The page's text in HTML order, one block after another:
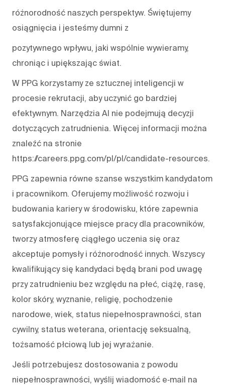
różnorodność naszych perspektyw. Świętujemy
osiągnięcia i jesteśmy dumni z
pozytywnego wpływu, jaki wspólnie wywieramy,
chroniąc i upiększając świat.
W PPG korzystamy ze sztucznej inteligencji w
procesie rekrutacji, aby uczynić go bardziej
efektywnym. Narzędzia AI nie podejmują decyzji
dotyczących zatrudnienia. Więcej informacji można
znaleźć na stronie
https://careers.ppg.com/pl/pl/candidate-resources.
PPG zapewnia równe szanse wszystkim kandydatom
i pracownikom. Oferujemy możliwość rozwoju i
budowania kariery w środowisku, które zapewnia
satysfakcjonujące miejsce pracy dla pracowników,
tworzy atmosferę ciągłego uczenia się oraz
akceptuje pomysły i różnorodność innych. Wszyscy
kwalifikujący się kandydaci będą brani pod uwagę
przy zatrudnieniu bez względu na płeć, ciążę, rasę,
kolor skóry, wyznanie, religię, pochodzenie
narodowe, wiek, status niepełnosprawności, stan
cywilny, status weterana, orientację seksualną,
tożsamość płciową lub jej wyrażanie.
Jeśli potrzebujesz dostosowania z powodu
niepełnosprawności, wyślij wiadomość e‑mail na